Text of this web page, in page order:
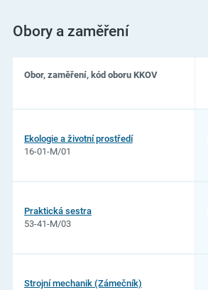
Obory a zaměření
studia
Střední
odborná
příspěvková
Obor, zaměření, kód oboru KKOV
Ekologie a životní prostředí
16-01-M/01
Praktická sestra
53-41-M/03
Strojní mechanik (Zámečník)